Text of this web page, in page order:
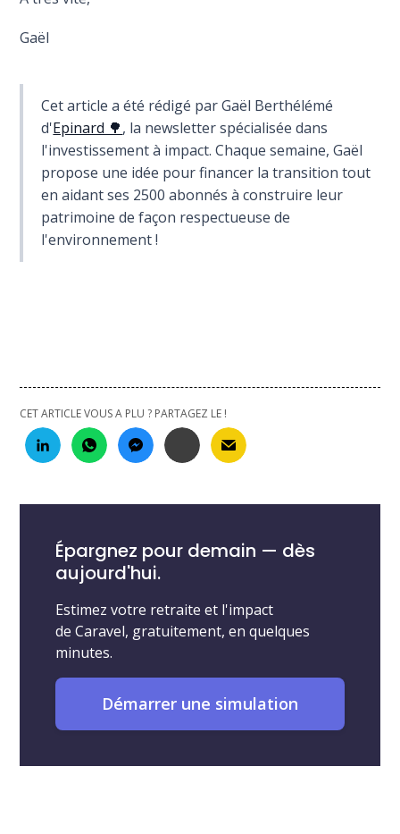
Gaël
Cet article a été rédigé par Gaël Berthélémé
d'Epinard 🌳, la newsletter spécialisée dans
l'investissement à impact. Chaque semaine, Gaël
propose une idée pour financer la transition tout
en aidant ses 2500 abonnés à construire leur
patrimoine de façon respectueuse de
l'environnement !
CET ARTICLE VOUS A PLU ? PARTAGEZ LE !
Épargnez pour demain — dès
aujourd'hui.
Estimez votre retraite et l'impact
de Caravel, gratuitement, en quelques
minutes.
Démarrer une simulation